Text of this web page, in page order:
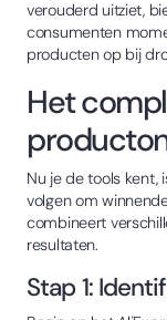
verouderd uitziet,
consumenten
producten op bij
Het
Nu je de tools
volgen om
combineert
resultaten.
Stap 1: